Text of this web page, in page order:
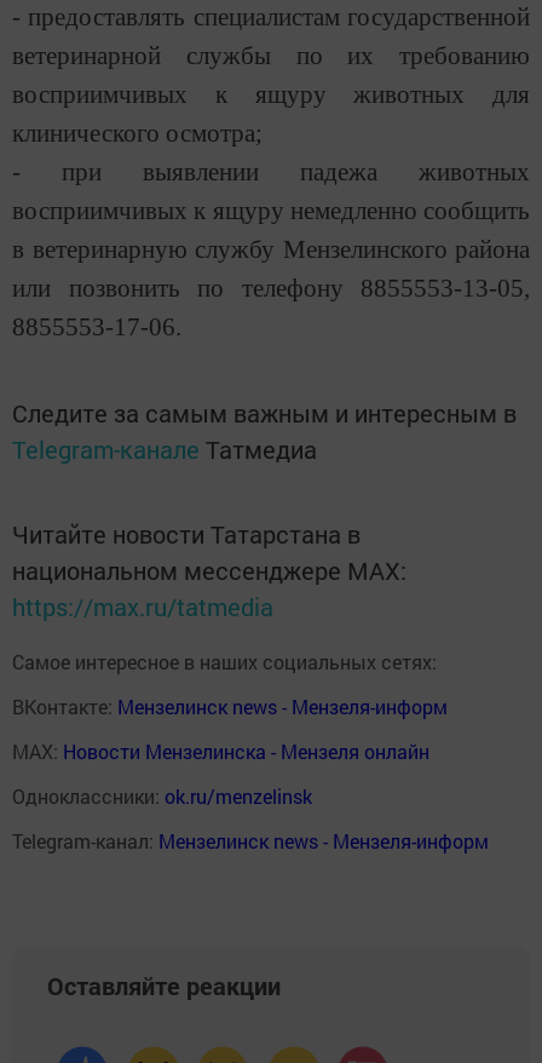
- предоставлять специалистам государственной
ветеринарной службы по их требованию
восприимчивых к ящуру животных для
клинического осмотра;
- при выявлении падежа животных
восприимчивых к ящуру немедленно сообщить
в ветеринарную службу Мензелинского района
или позвонить по телефону 8855553-13-05,
8855553-17-06.
Следите за самым важным и интересным в
Telegram-канале Татмедиа
Читайте новости Татарстана в
национальном мессенджере MАХ:
https://max.ru/tatmedia
Самое интересное в наших социальных сетях:
ВКонтакте: Мензелинск news - Мензеля-информ
MAX: Новости Мензелинска - Мензеля онлайн
Одноклассники: ok.ru/menzelinsk
Telegram-канал: Мензелинск news - Мензеля-информ
Оставляйте реакции